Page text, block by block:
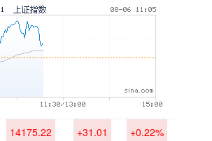
14175.22 +31.01 +0.22%